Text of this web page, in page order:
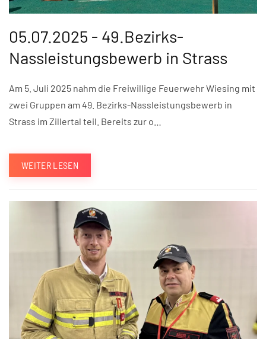
05.07.2025 - 49.Bezirks-
Nassleistungsbewerb in Strass
Am 5. Juli 2025 nahm die Freiwillige Feuerwehr Wiesing mit
zwei Gruppen am 49. Bezirks-Nassleistungsbewerb in
Strass im Zillertal teil. Bereits zur o…
WEITER LESEN